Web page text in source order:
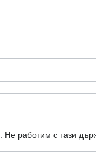
Не работим с тази